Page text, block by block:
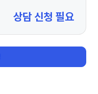
상담 신청 필요